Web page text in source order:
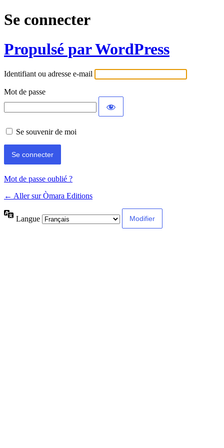
Se connecter
Propulsé par WordPress
Identifiant ou adresse e-mail
Mot de passe
Se souvenir de moi
Mot de passe oublié ?
← Aller sur Òmara Editions
Langue